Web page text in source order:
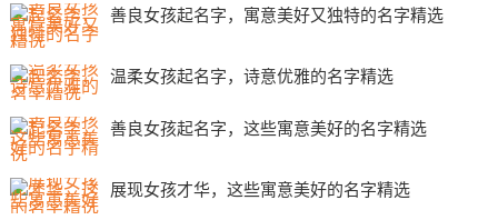
善良女孩起名字，寓意美好又独特的名字精选
温柔女孩起名字，诗意优雅的名字精选
善良女孩起名字，这些寓意美好的名字精选
展现女孩才华，这些寓意美好的名字精选